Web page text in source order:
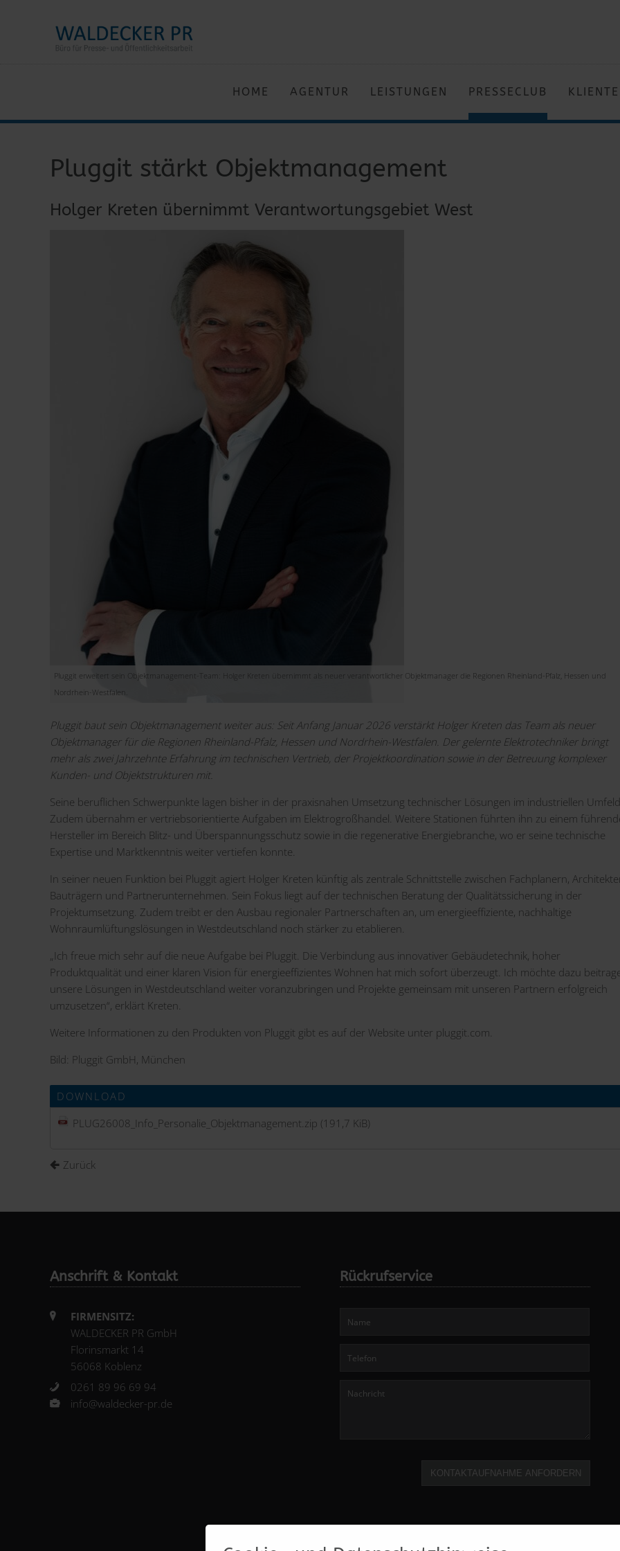
HOME AGENTUR LEISTUNGEN PRESSECLUB
Pluggit stärkt Objektmanagement
Holger Kreten übernimmt Verantwortungsgebiet West
Pluggit erweitert sein Objektmanagement-Team: Holger Kreten übernimmt als neuer verantwortlicher Objektmanager die Regionen Rheinland-Pfalz, Hessen und
Nordrhein-Westfalen.
Pluggit baut sein Objektmanagement weiter aus: Seit Anfang Januar 2026 verstärkt Holger Kreten das Team als neuer
Objektmanager für die Regionen Rheinland-Pfalz, Hessen und Nordrhein-Westfalen. Der gelernte Elektrotechniker bringt
mehr als zwei Jahrzehnte Erfahrung im technischen Vertrieb, der Projektkoordination sowie in der Betreuung komplexer
Kunden- und Objektstrukturen mit.
Seine beruflichen Schwerpunkte lagen bisher in der praxisnahen Umsetzung technischer Lösungen im industriellen
Zudem übernahm er vertriebsorientierte Aufgaben im Elektrogroßhandel. Weitere Stationen führten ihn zu einem
Hersteller im Bereich Blitz- und Überspannungsschutz sowie in die regenerative Energiebranche, wo er seine technische
Expertise und Marktkenntnis weiter vertiefen konnte.
In seiner neuen Funktion bei Pluggit agiert Holger Kreten künftig als zentrale Schnittstelle zwischen Fachplanern,
Bauträgern und Partnerunternehmen. Sein Fokus liegt auf der technischen Beratung der Qualitätssicherung in der
Projektumsetzung. Zudem treibt er den Ausbau regionaler Partnerschaften an, um energieeffiziente, nachhaltige
Wohnraumlüftungslösungen in Westdeutschland noch stärker zu etablieren.
„Ich freue mich sehr auf die neue Aufgabe bei Pluggit. Die Verbindung aus innovativer Gebäudetechnik, hoher
Produktqualität und einer klaren Vision für energieeffizientes Wohnen hat mich sofort überzeugt. Ich möchte dazu
unsere Lösungen in Westdeutschland weiter voranzubringen und Projekte gemeinsam mit unseren Partnern erfolgreich
umzusetzen“, erklärt Kreten.
Weitere Informationen zu den Produkten von Pluggit gibt es auf der Website unter pluggit.com.
Bild: Pluggit GmbH, München
DOWNLOAD
PLUG26008_Info_Personalie_Objektmanagement.zip (191,7 KiB)
Zurück
Anschrift & Kontakt
FIRMENSITZ:
WALDECKER PR GmbH
Florinsmarkt 14
56068 Koblenz
0261 89 96 69 94
info@waldecker-pr.de
Rückrufservice
KONTAKTAUFNAHME ANFORDERN